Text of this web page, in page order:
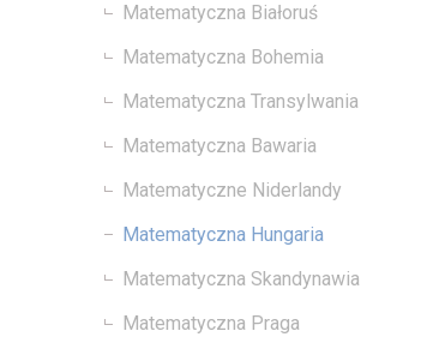
Matematyczna Białoruś
Matematyczna Bohemia
Matematyczna Transylwania
Matematyczna Bawaria
Matematyczne Niderlandy
Matematyczna Hungaria
Matematyczna Skandynawia
Matematyczna Praga